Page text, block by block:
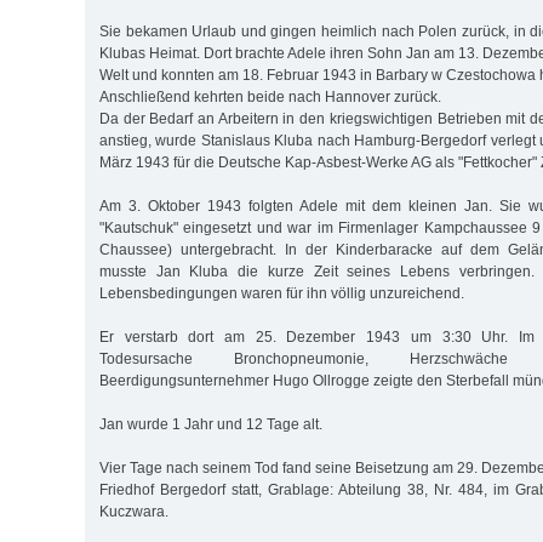
Sie bekamen Urlaub und gingen heimlich nach Polen zurück, in
Klubas Heimat. Dort brachte Adele ihren Sohn Jan am 13.
Welt und konnten am 18. Februar 1943 in Barbary w Czestochowa
Anschließend kehrten beide nach Hannover zurück.
Da der Bedarf an Arbeitern in den kriegswichtigen Betrieben mit
anstieg, wurde Stanislaus Kluba nach Hamburg-Bergedorf verlegt
März 1943 für die Deutsche Kap-Asbest-Werke AG als
Am 3. Oktober 1943 folgten Adele mit dem kleinen Jan. Sie
"Kautschuk" eingesetzt und war im Firmenlager Kampchaussee
Chaussee) untergebracht. In der Kinderbaracke auf dem
musste Jan Kluba die kurze Zeit seines Lebens verbringen.
Lebensbedingungen waren für ihn völlig unzureichend.
Er verstarb dort am 25. Dezember 1943 um 3:30 Uhr. Im
Todesursache Bronchopneumonie,
Beerdigungsunternehmer Hugo Ollrogge zeigte den Sterbefall
Jan wurde 1 Jahr und 12 Tage alt.
Vier Tage nach seinem Tod fand seine Beisetzung am 29.
Friedhof Bergedorf statt, Grablage: Abteilung 38, Nr. 484, im
Kuczwara.